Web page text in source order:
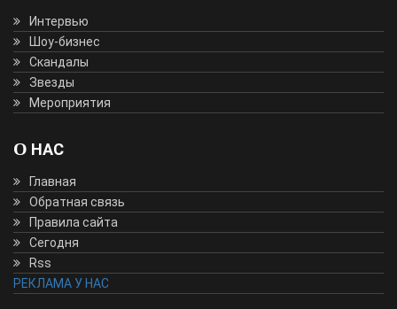
Интервью
Шоу-бизнес
Скандалы
Звезды
Мероприятия
О НАС
Главная
Обратная связь
Правила сайта
Сегодня
Rss
РЕКЛАМА У НАС